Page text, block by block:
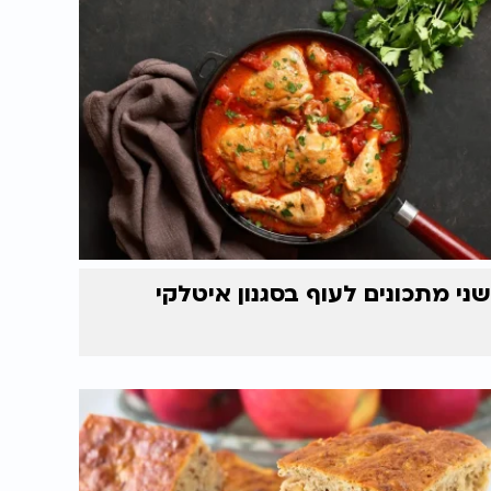
שני מתכונים לעוף בסגנון איטלקי